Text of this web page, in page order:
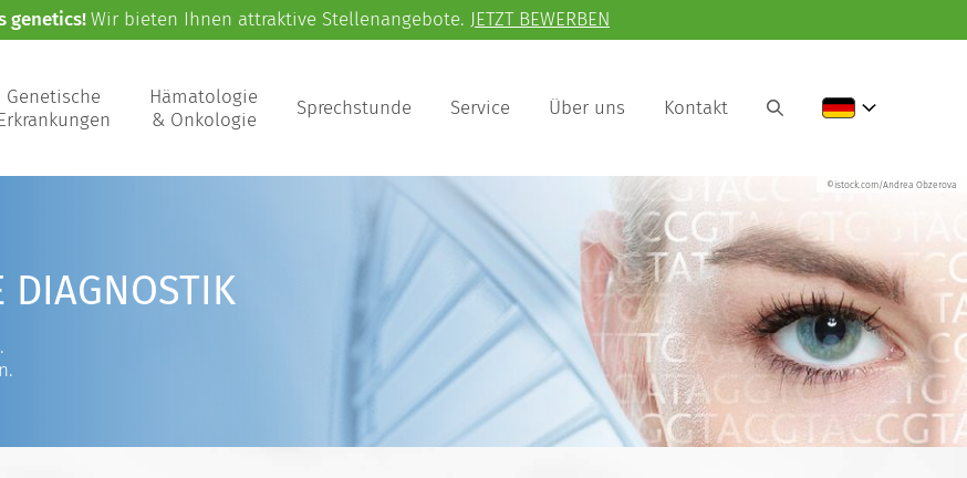
genetics!Wir bieten Ihnen attraktive Stellenangebote. JETZT BEWERBEN
Genetische
Erkrankungen
Hämatologie
& Onkologie
Sprechstunde Service Über uns Kontakt
©istock.com/Andrea Obzerova
DIAGNOSTIK